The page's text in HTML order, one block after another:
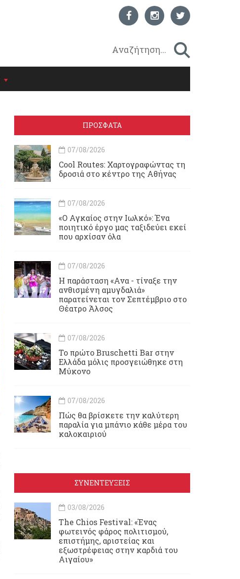
ΠΡΟΣΦΑΤΑ
07/08/2026
Cool Routes: Χαρτογραφώντας τη
δροσιά στο κέντρο της Αθήνας
07/08/2026
«Ο Αγκαίος στην Ιωλκό»: Ένα
ποιητικό έργο μας ταξιδεύει εκεί
που αρχίσαν όλα
07/08/2026
Η παράσταση «Ανα - τίναξε την
ανθισμένη αμυγδαλιά»
παρατείνεται τον Σεπτέμβριο στο
Θέατρο Άλσος
07/08/2026
Το πρώτο Bruschetti Bar στην
Ελλάδα μόλις προσγειώθηκε στη
Μύκονο
07/08/2026
Πώς θα βρίσκετε την καλύτερη
παραλία για μπάνιο κάθε μέρα του
καλοκαιριού
ΣΥΝΕΝΤΕΥΞΕΙΣ
03/08/2026
Τhe Chios Festival: «Ένας
φωτεινός φάρος πολιτισμού,
επιστήμης, αριστείας και
εξωστρέφειας στην καρδιά του
Αιγαίου»